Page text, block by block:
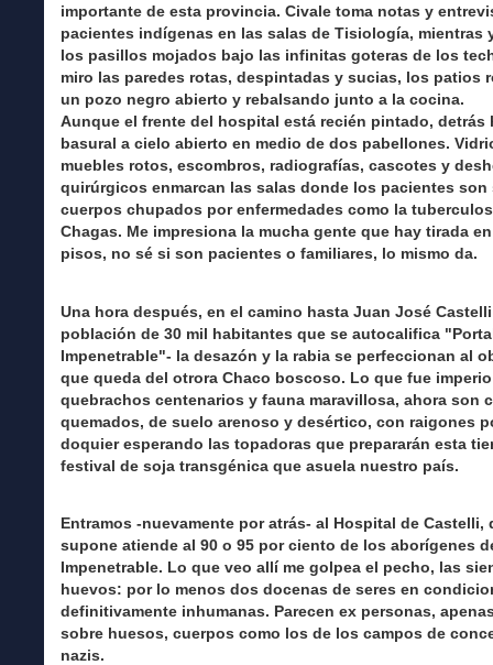
importante de esta provincia. Civale toma notas y
pacientes indígenas en las salas de Tisiología, mientras
los pasillos mojados bajo las infinitas goteras de los
miro las paredes rotas, despintadas y sucias, los patios
un pozo negro abierto y rebalsando junto a la cocina.
Aunque el frente del hospital está recién pintado, detrás
basural a cielo abierto en medio de dos pabellones.
muebles rotos, escombros, radiografías, cascotes y
quirúrgicos enmarcan las salas donde los pacientes son
cuerpos chupados por enfermedades como la
Chagas. Me impresiona la mucha gente que hay tirada
pisos, no sé si son pacientes o familiares, lo mismo da.
Una hora después, en el camino hasta Juan José
población de 30 mil habitantes que se autocalifica
Impenetrable"- la desazón y la rabia se perfeccionan al
que queda del otrora Chaco boscoso. Lo que fue
quebrachos centenarios y fauna maravillosa, ahora son
quemados, de suelo arenoso y desértico, con raigones
doquier esperando las topadoras que prepararán esta
festival de soja transgénica que asuela nuestro país.
Entramos -nuevamente por atrás- al Hospital de Castelli,
supone atiende al 90 o 95 por ciento de los aborígenes
Impenetrable. Lo que veo allí me golpea el pecho, las
huevos: por lo menos dos docenas de seres en
definitivamente inhumanas. Parecen ex personas,
sobre huesos, cuerpos como los de los campos de
nazis.